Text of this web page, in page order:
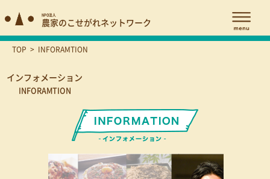
NPO法人
農家のこせがれネットワーク
TOP > INFORAMTION
インフォメーション
INFORAMTION